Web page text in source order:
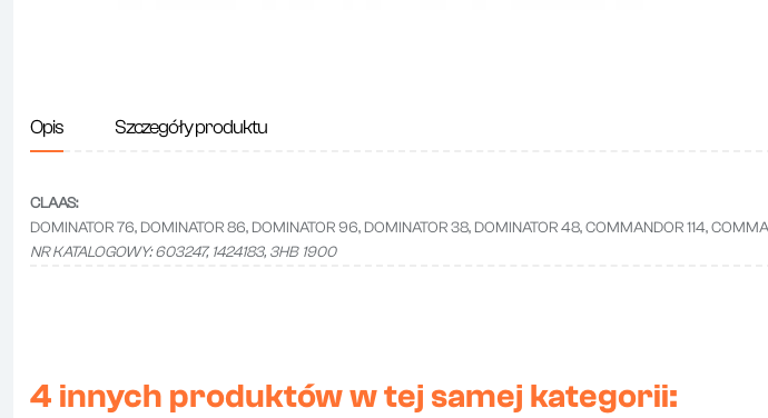
Opis Szczegóły produktu
CLAAS:
DOMINATOR 76, DOMINATOR 86, DOMINATOR 96, DOMINATOR 38, DOMINATOR 48, COMMANDOR 114,
NR KATALOGOWY: 603247, 1424183, 3HB 1900
4 innych produktów w tej samej kategorii: